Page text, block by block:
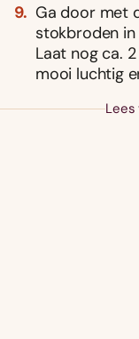
Ga door met
stokbroden in
Laat nog ca.
mooi luchtig